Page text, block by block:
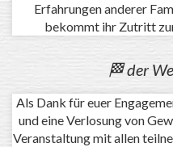
Erfahrungen anderer
bekommt ihr Zutritt
🏁 der
Als Dank für euer
und eine Verlosung von
Veranstaltung mit allen